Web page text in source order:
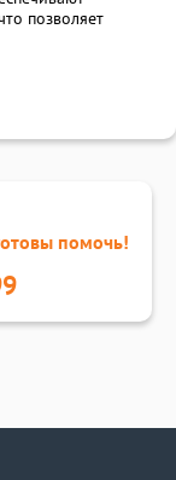
позволяет
помочь!